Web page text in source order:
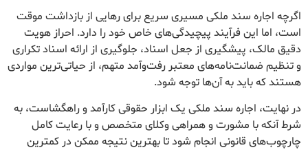
اگرچه اجاره سند ملکی مسیری سریع برای رهایی از بازداشت موقت
است، اما این فرآیند پیچیدگی‌های خاص خود را دارد. احراز هویت
دقیق مالک، پیشگیری از جعل اسناد، جلوگیری از ارائه اسناد تکراری
و تنظیم ضمانت‌نامه‌های معتبر رفت‌وآمد متهم، از حیاتی‌ترین مواردی
هستند که باید به آن‌ها توجه شود.
در نهایت، اجاره سند ملکی یک ابزار حقوقی کارآمد و راهگشاست، به
شرط آنکه با مشورت و همراهی وکلای متخصص و با رعایت کامل
چارچوب‌های قانونی انجام شود تا بهترین نتیجه ممکن در کمترین